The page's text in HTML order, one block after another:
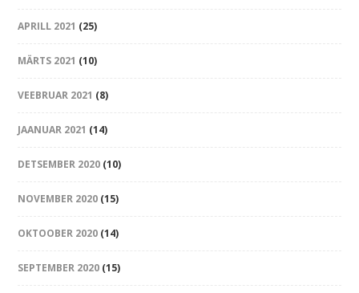
APRILL 2021 (25)
MÄRTS 2021 (10)
VEEBRUAR 2021 (8)
JAANUAR 2021 (14)
DETSEMBER 2020 (10)
NOVEMBER 2020 (15)
OKTOOBER 2020 (14)
SEPTEMBER 2020 (15)